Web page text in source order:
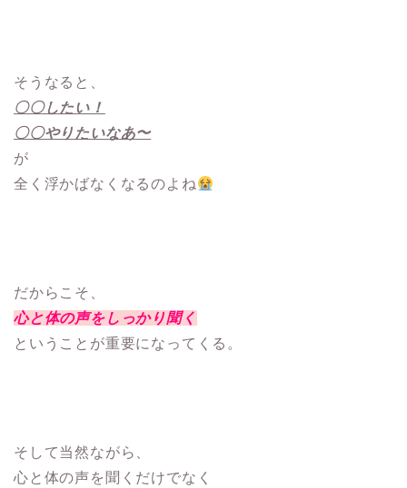
そうなると、
〇〇したい！
〇〇やりたいなあ〜
が
全く浮かばなくなるのよね
だからこそ、
心と体の声をしっかり聞く
ということが重要になってくる。
そして当然ながら、
心と体の声を聞くだけでなく